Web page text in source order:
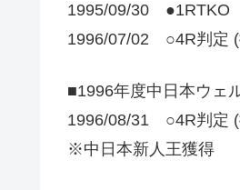
1995/09/30 ●1RTKO
1996/07/02 ○4R判定
■1996年度中日本ウェ
1996/08/31 ○4R判定
※中日本新人王獲得